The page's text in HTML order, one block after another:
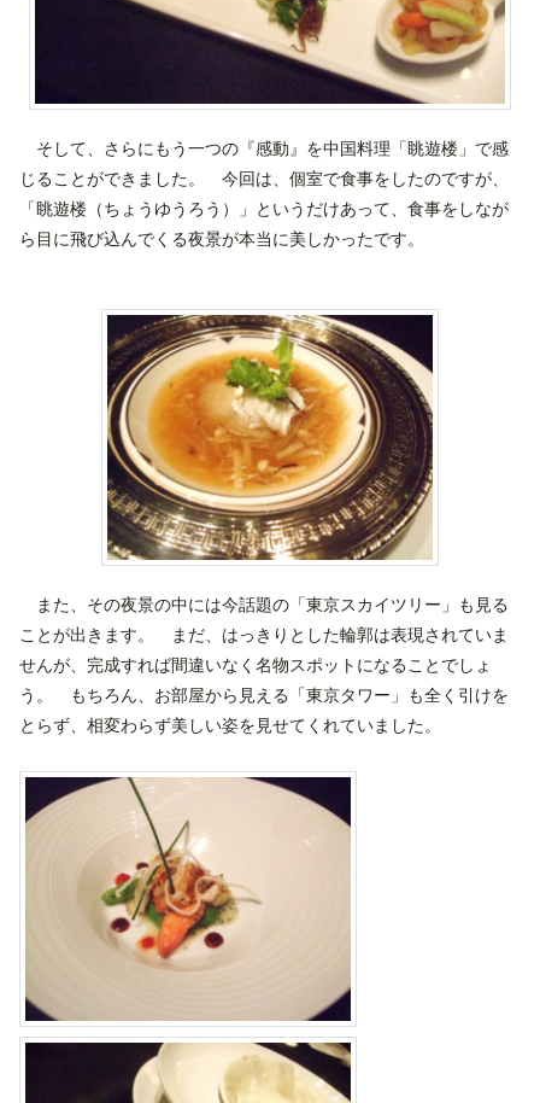
そして、さらにもう一つの『感動』を中国料理「眺遊楼」で感
じることができました。 今回は、個室で食事をしたのですが、
「眺遊楼（ちょうゆうろう）」というだけあって、食事をしなが
ら目に飛び込んでくる夜景が本当に美しかったです。
また、その夜景の中には今話題の「東京スカイツリー」も見る
ことが出きます。 まだ、はっきりとした輪郭は表現されていま
せんが、完成すれば間違いなく名物スポットになることでしょ
う。 もちろん、お部屋から見える「東京タワー」も全く引けを
とらず、相変わらず美しい姿を見せてくれていました。